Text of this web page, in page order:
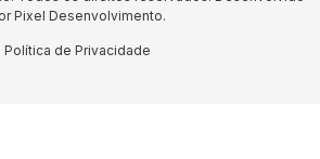
Pixel Desenvolvimento.
Política de Privacidade